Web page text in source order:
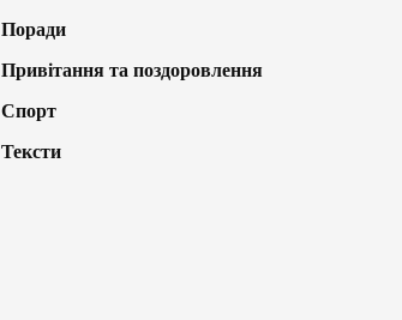
Поради
Привітання та поздоровлення
Спорт
Тексти